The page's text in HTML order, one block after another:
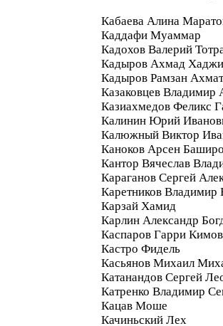
Кабаева Алина
Каддафи Муаммар
Кадохов Валерий
Кадыров Ахмад Хаджи
Кадыров Рамзан
Казаковцев Владимир
Казиахмедов Феликс
Калинин Юрий
Калюжный Виктор
Каноков Арсен
Кантор Вячеслав
Караганов Сергей
Каретников Владимир
Карзай Хамид
Карлин Александр
Каспаров Гарри
Кастро Фидель
Касьянов Михаил
Катанандов Сергей
Катренко Владимир
Кацав Моше
Качиньский Лех